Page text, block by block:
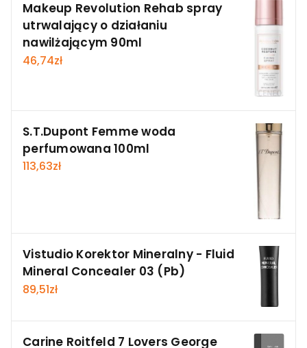
Makeup Revolution Rehab spray
utrwalający o działaniu
nawilżającym 90ml
46,74zł
S.T.Dupont Femme woda
perfumowana 100ml
113,63zł
Vistudio Korektor Mineralny - Fluid
Mineral Concealer 03 (Pb)
89,51zł
Carine Roitfeld 7 Lovers George